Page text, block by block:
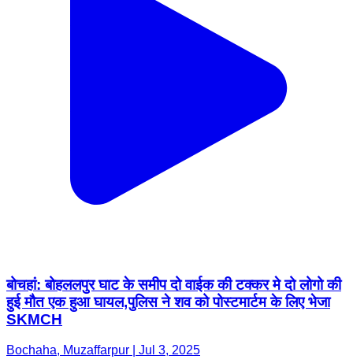
बोचहां: बोहललपुर घाट के समीप दो वाईक की टक्कर मे दो लोगो की
T&CPrivacy PolicyContact UsIPR